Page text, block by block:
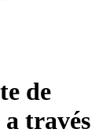
de
a través